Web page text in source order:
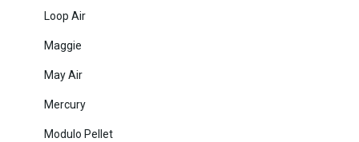
Loop Air
Maggie
May Air
Mercury
Modulo Pellet